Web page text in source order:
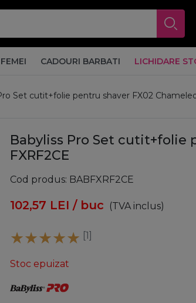
CADOURI BARBATI LICHIDARE
Set cutit+folie pentru shaver FX02
Babyliss Pro Set cutit+folie
FXRF2CE
Cod produs BABFXRF2CE
102,57 LEI / buc (TVA inclus)
[1]
Stoc epuizat